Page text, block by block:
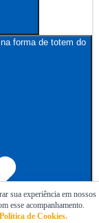
forma de totem do
sua experiência em nossos
esse acompanhamento.
Política de Cookies.